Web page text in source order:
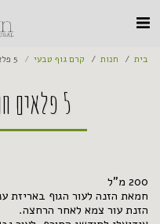
בית חנות קרם גוף טבעי 5 פלאים חמאת גוף טבעית
5 פלאים חמאת גוף טבעית